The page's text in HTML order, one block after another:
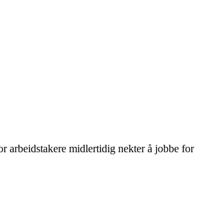
arbeidstakere midlertidig nekter å jobbe for